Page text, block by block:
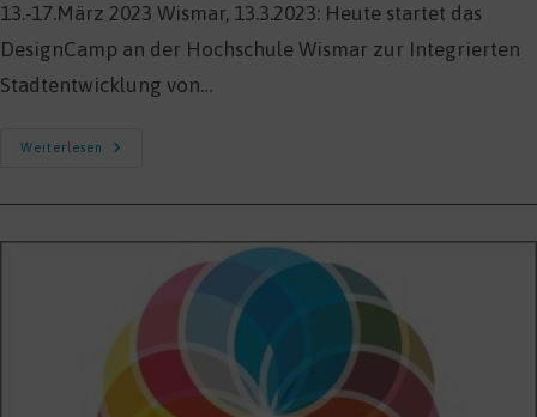
13.-17.März 2023 Wismar, 13.3.2023: Heute startet das
DesignCamp an der Hochschule Wismar zur Integrierten
Stadtentwicklung von…
Weiterlesen
„Zukunft
–